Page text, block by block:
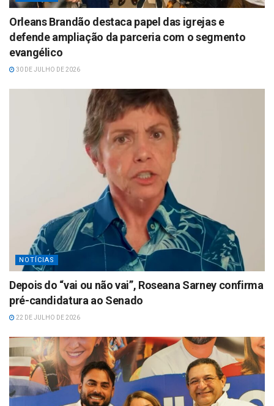
Orleans Brandão destaca papel das igrejas e
defende ampliação da parceria com o segmento
evangélico
30 DE JULHO DE 2026
NOTÍCIAS
Depois do “vai ou não vai”, Roseana Sarney confirma
pré-candidatura ao Senado
22 DE JULHO DE 2026